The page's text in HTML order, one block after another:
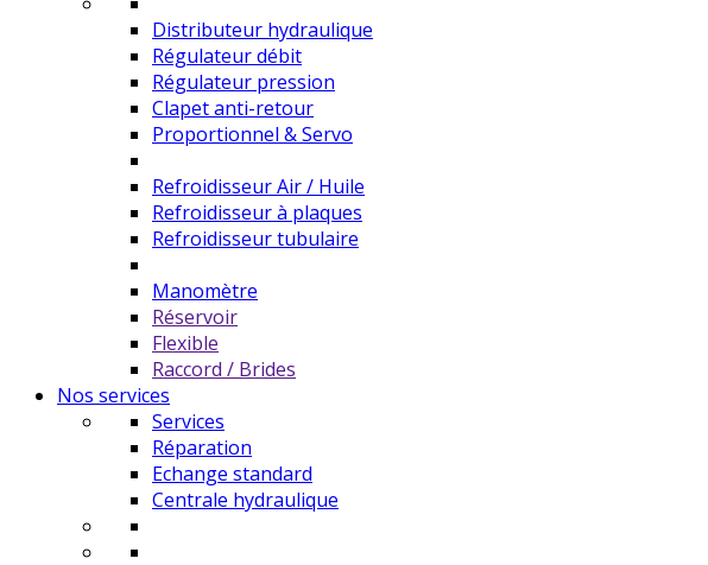
Distributeur hydraulique
Régulateur débit
Régulateur pression
Clapet anti-retour
Proportionnel & Servo
Refroidisseur Air / Huile
Refroidisseur à plaques
Refroidisseur tubulaire
Manomètre
Réservoir
Flexible
Raccord / Brides
Nos services
Services
Réparation
Echange standard
Centrale hydraulique